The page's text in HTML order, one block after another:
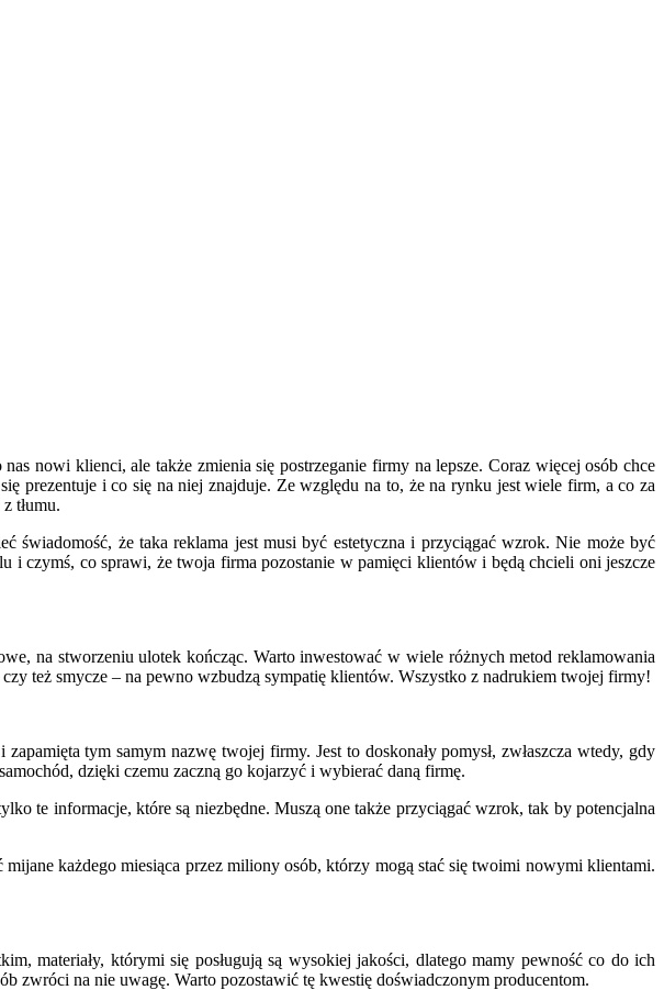
nowi klienci, ale także zmienia się postrzeganie firmy na lepsze. Coraz więcej osób chce
prezentuje i co się na niej znajduje. Ze względu na to, że na rynku jest wiele firm, a co za
tłumu.
świadomość, że taka reklama jest musi być estetyczna i przyciągać wzrok. Nie może być
czymś, co sprawi, że twoja firma pozostanie w pamięci klientów i będą chcieli oni jeszcze
na stworzeniu ulotek kończąc. Warto inwestować w wiele różnych metod reklamowania
też smycze – na pewno wzbudzą sympatię klientów. Wszystko z nadrukiem twojej firmy!
tym samym nazwę twojej firmy. Jest to doskonały pomysł, zwłaszcza wtedy, gdy
dzięki czemu zaczną go kojarzyć i wybierać daną firmę.
te informacje, które są niezbędne. Muszą one także przyciągać wzrok, tak by potencjalna
każdego miesiąca przez miliony osób, którzy mogą stać się twoimi nowymi klientami.
materiały, którymi się posługują są wysokiej jakości, dlatego mamy pewność co do ich
zwróci na nie uwagę. Warto pozostawić tę kwestię doświadczonym producentom.